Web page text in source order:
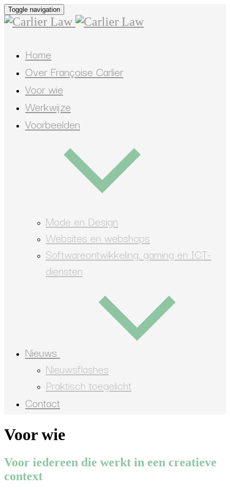
Toggle navigation
Home
Over Françoise Carlier
Voor wie
Werkwijze
Voorbeelden
Mode en Design
Websites en webshops
Softwareontwikkeling, gaming en ICT-
diensten
Nieuws
Nieuwsflashes
Praktisch toegelicht
Contact
Voor wie
Voor iedereen die werkt in een creatieve
context